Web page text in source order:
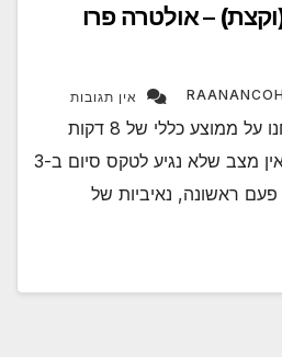
(וקצת) ב-17 (וקצת) – אולטרה פרו
אין תגובות
“שחר, לפי הגארמין אנחנו על ממוצע כללי של 8 דקות
לקילומטר .אני אומר לך אין מצב שלא נגיע לטקס סיום ב-3
ראשונה, נאיביות של